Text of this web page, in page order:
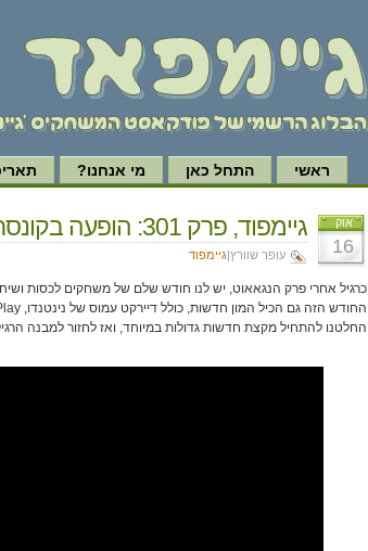
ראשי התחל כאן מי אנחנו?
אוק
16
גיימפוד, פרק 301: הופעה בקונסרבטוריון בכיתה ו'
עופר שוורץ|גיימפוד
כרגיל אחרי פרק הנגאאוט, יש לנו חודש שלם של משחקים לכסות
החלטנו להתחיל מקצת חדשות גדולות במיוחד, ואז לחזור למבנה